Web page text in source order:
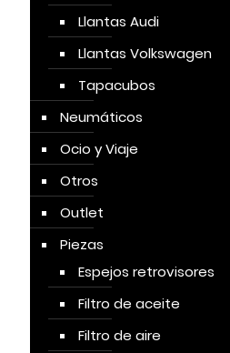
Llantas Audi
Llantas Volkswagen
Tapacubos
Neumáticos
Ocio y Viaje
Otros
Outlet
Piezas
Espejos retrovisores
Filtro de aceite
Filtro de aire